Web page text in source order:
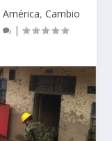
América, Cambio
|